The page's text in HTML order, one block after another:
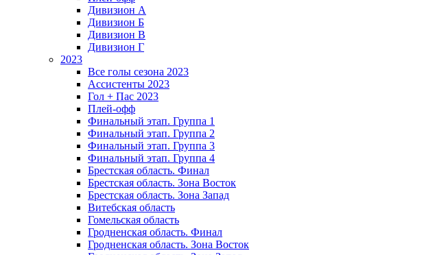
Дивизион A
Дивизион Б
Дивизион В
Дивизион Г
2023
Все голы сезона 2023
Ассистенты 2023
Гол + Пас 2023
Плей-офф
Финальный этап. Группа 1
Финальный этап. Группа 2
Финальный этап. Группа 3
Финальный этап. Группа 4
Брестская область. Финал
Брестская область. Зона Восток
Брестская область. Зона Запад
Витебская область
Гомельская область
Гродненская область. Финал
Гродненская область. Зона Восток